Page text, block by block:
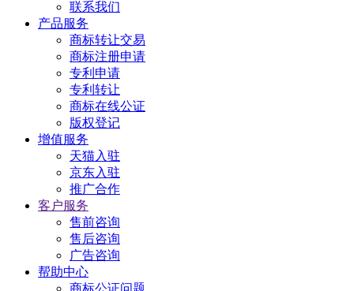
联系我们
产品服务
商标转让交易
商标注册申请
专利申请
专利转让
商标在线公证
版权登记
增值服务
天猫入驻
京东入驻
推广合作
客户服务
售前咨询
售后咨询
广告咨询
帮助中心
商标公证问题